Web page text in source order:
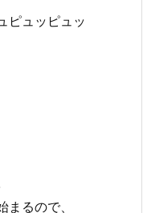
ピュッピュッ
まるので、